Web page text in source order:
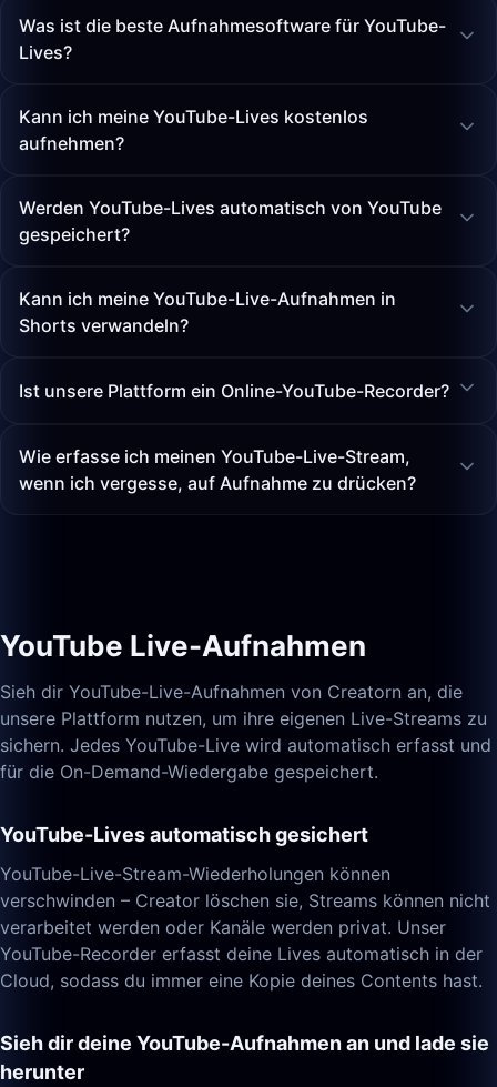
Was ist die beste Aufnahmesoftware für YouTube-
Lives?
Kann ich meine YouTube-Lives kostenlos
aufnehmen?
Werden YouTube-Lives automatisch von YouTube
gespeichert?
Kann ich meine YouTube-Live-Aufnahmen in
Shorts verwandeln?
Ist unsere Plattform ein Online-YouTube-Recorder?
Wie erfasse ich meinen YouTube-Live-Stream,
wenn ich vergesse, auf Aufnahme zu drücken?
YouTube Live-Aufnahmen
Sieh dir YouTube-Live-Aufnahmen von Creatorn an, die
unsere Plattform nutzen, um ihre eigenen Live-Streams zu
sichern. Jedes YouTube-Live wird automatisch erfasst und
für die On-Demand-Wiedergabe gespeichert.
YouTube-Lives automatisch gesichert
YouTube-Live-Stream-Wiederholungen können
verschwinden – Creator löschen sie, Streams können nicht
verarbeitet werden oder Kanäle werden privat. Unser
YouTube-Recorder erfasst deine Lives automatisch in der
Cloud, sodass du immer eine Kopie deines Contents hast.
Sieh dir deine YouTube-Aufnahmen an und lade sie
herunter